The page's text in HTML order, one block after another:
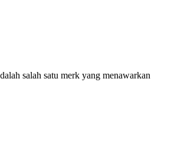
salah satu merk yang menawarkan